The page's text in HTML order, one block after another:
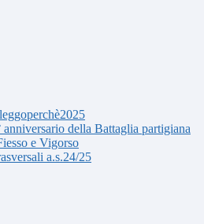
anniversario della Battaglia partigiana
e Vigorso
a.s.24/25